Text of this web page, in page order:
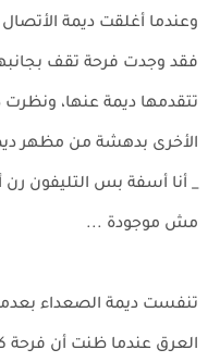
وعندما أغلقت ديمة
فقد وجدت فرحة تقف
تتقدمها ديمة عنها،
الأخرى بدهشة من مظهر
_ أنا أسفة بس التليفون رن
مش موجودة ...
تنفست ديمة الصعداء
العرق عندما ظنت أن فرحة